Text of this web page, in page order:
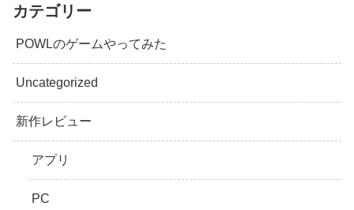
カテゴリー
POWLのゲームやってみた
Uncategorized
新作レビュー
アプリ
PC